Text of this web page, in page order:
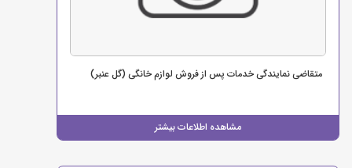
مشاهده اطلاعات بیشتر
متقاضی نمایندگی خدمات پس از فروش لوازم خانگی (گل عنبر)